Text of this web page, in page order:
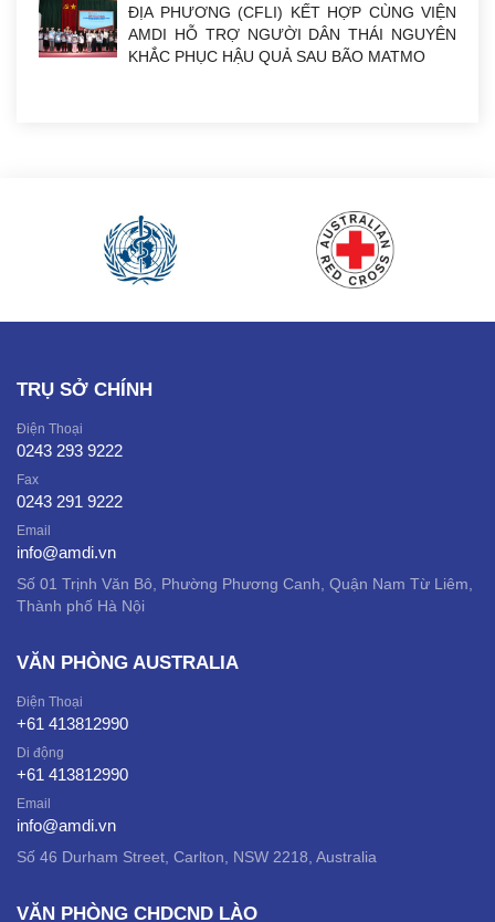
ĐỊA PHƯƠNG (CFLI) KẾT HỢP CÙNG VIỆN
AMDI HỖ TRỢ NGƯỜI DÂN THÁI NGUYÊN
KHẮC PHỤC HẬU QUẢ SAU BÃO MATMO
TRỤ SỞ CHÍNH
Điện Thoại
0243 293 9222
Fax
0243 291 9222
Email
info@amdi.vn
Số 01 Trịnh Văn Bô, Phường Phương Canh, Quận Nam Từ Liêm,
Thành phố Hà Nội
VĂN PHÒNG AUSTRALIA
Điện Thoại
+61 413812990
Di động
+61 413812990
Email
info@amdi.vn
Số 46 Durham Street, Carlton, NSW 2218, Australia
VĂN PHÒNG CHDCND LÀO